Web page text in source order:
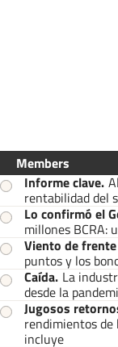
Members
Informe clave.
rentabilidad del
Lo confirmó el
millones BCRA:
Viento de
puntos y los
Caída. La
desde la
Jugosos
rendimientos de
incluye